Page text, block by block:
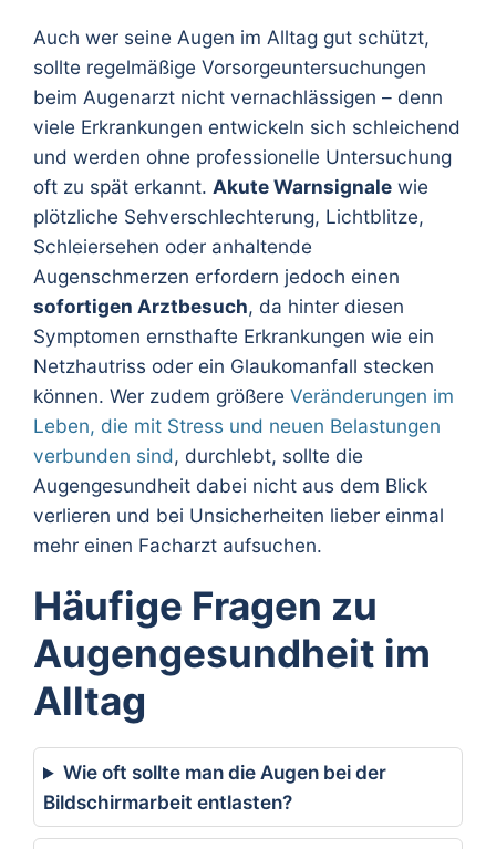
Auch wer seine Augen im Alltag gut schützt,
sollte regelmäßige Vorsorgeuntersuchungen
beim Augenarzt nicht vernachlässigen – denn
viele Erkrankungen entwickeln sich schleichend
und werden ohne professionelle Untersuchung
oft zu spät erkannt. Akute Warnsignale wie
plötzliche Sehverschlechterung, Lichtblitze,
Schleiersehen oder anhaltende
Augenschmerzen erfordern jedoch einen
sofortigen Arztbesuch, da hinter diesen
Symptomen ernsthafte Erkrankungen wie ein
Netzhautriss oder ein Glaukomanfall stecken
können. Wer zudem größere Veränderungen im
Leben, die mit Stress und neuen Belastungen
verbunden sind, durchlebt, sollte die
Augengesundheit dabei nicht aus dem Blick
verlieren und bei Unsicherheiten lieber einmal
mehr einen Facharzt aufsuchen.
Häufige Fragen zu
Augengesundheit im
Alltag
Wie oft sollte man die Augen bei der
Bildschirmarbeit entlasten?